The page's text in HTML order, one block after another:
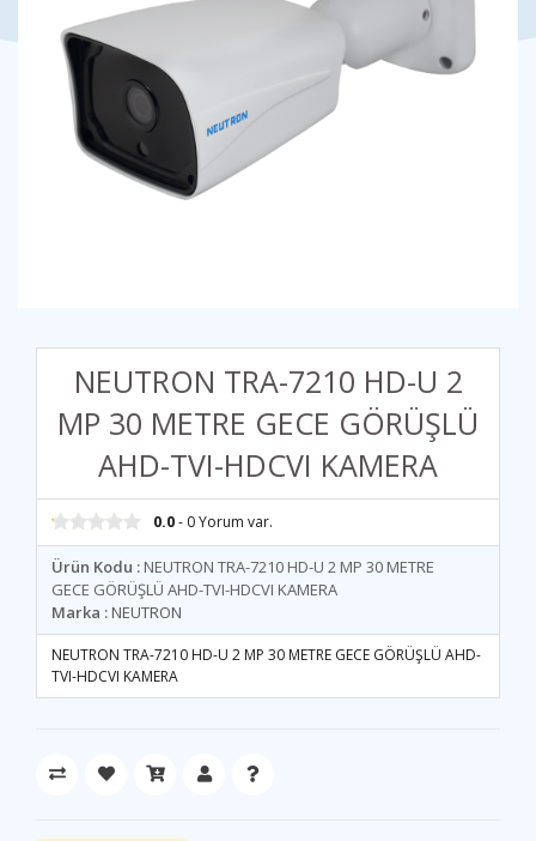
NEUTRON TRA-7210 HD-U 2
MP 30 METRE GECE GÖRÜŞLÜ
AHD-TVI-HDCVI KAMERA
0.0- 0 Yorum var.
Ürün Kodu : NEUTRON TRA-7210 HD-U 2 MP 30 METRE
GECE GÖRÜŞLÜ AHD-TVI-HDCVI KAMERA
Marka :NEUTRON
NEUTRON TRA-7210 HD-U 2 MP 30 METRE GECE GÖRÜŞLÜ AHD-
TVI-HDCVI KAMERA